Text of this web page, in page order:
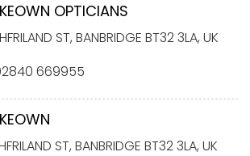
OPTICIANS
ST, BANBRIDGE BT32 3LA, UK
669955
ST, BANBRIDGE BT32 3LA, UK